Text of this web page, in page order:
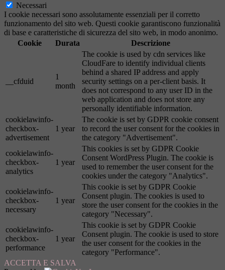
Necessari
I cookie necessari sono assolutamente essenziali per il corretto
funzionamento del sito web. Questi cookie garantiscono funzionalità
di base e caratteristiche di sicurezza del sito web, in modo anonimo.
Cookie
Durata Descrizione
__cfduid
1
month
The cookie is used by cdn services like
CloudFare to identify individual clients
behind a shared IP address and apply
security settings on a per-client basis. It
does not correspond to any user ID in the
web application and does not store any
personally identifiable information.
cookielawinfo-
checkbox-
advertisement
1 year
The cookie is set by GDPR cookie consent
to record the user consent for the cookies in
the category "Advertisement".
cookielawinfo-
checkbox-
analytics
1 year
This cookies is set by GDPR Cookie
Consent WordPress Plugin. The cookie is
used to remember the user consent for the
cookies under the category "Analytics".
cookielawinfo-
checkbox-
necessary
1 year
This cookie is set by GDPR Cookie
Consent plugin. The cookies is used to
store the user consent for the cookies in the
category "Necessary".
cookielawinfo-
checkbox-
performance
1 year
This cookie is set by GDPR Cookie
Consent plugin. The cookie is used to store
the user consent for the cookies in the
category "Performance".
ACCETTA E SALVA